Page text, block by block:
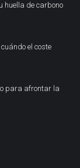
huella de carbono
el coste
para afrontar la